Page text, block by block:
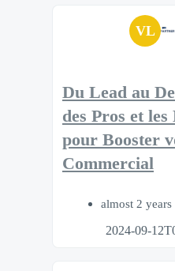
VL
Du Lead au
des Pros et
pour Booster
Commercial
almost 2 years
2024-09-